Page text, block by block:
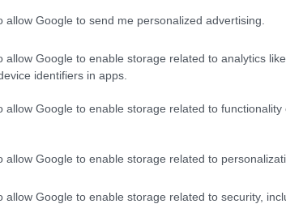
allow Google to send me personalized advertising.
allow Google to enable storage related to analytics
identifiers in apps.
allow Google to enable storage related to functionality
allow Google to enable storage related to
allow Google to enable storage related to security,
költő, akinek a szövegeivel foglalkozni
elején, azóta sajnos Szilárd már nincs
Kollár-Klemencz László)
társ, akivel közel kerülünk ahhoz, hogy
hogyan próbálok a magam eszközeivel
István / zene: Eric Satie...alapján)
Kemény István kifejezetten erre írt